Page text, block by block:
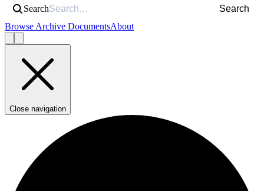
Search
Search
Browse Archive DocumentsAbout
Close navigation